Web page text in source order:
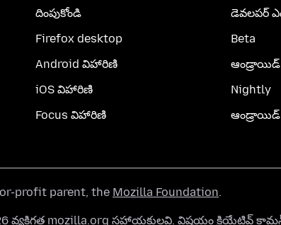
దింపుకోండి
Firefox desktop
Android విహారిణి
iOS విహారిణి
Focus విహారిణి
డెవలపర్
Beta
Nightly
ఆండ్రాయిడ్
profit parent, the Mozilla Foundation.
mozilla.org సహాయకులవి. విషయం క్రియేటివ్